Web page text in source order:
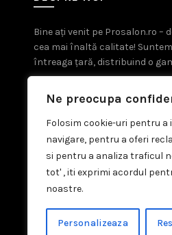
Ne preocupa
Folosim cookie-uri pentru
navigare, pentru a oferi
si pentru a analiza traficul
tot' , iti exprimi acordul
noastre.
Personalizeaza
Bine ați venit pe Prosalon.ro
cea mai înaltă calitate!
întreaga țară, distribuind o